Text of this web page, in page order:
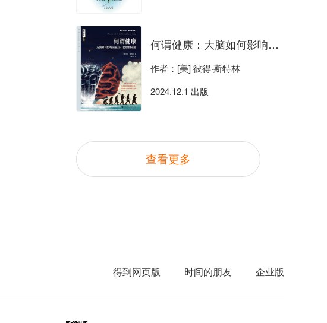
何谓健康：大脑如何影响高血压、肥胖和成瘾
作者：[美] 彼得·斯特林
2024.12.1 出版
查看更多
得到网页版 时间的朋友 企业版